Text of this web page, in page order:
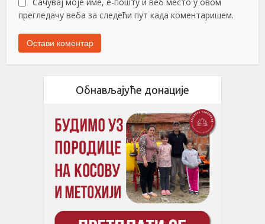
прегледачу веба за следећи пут када коментаришем.
Обнављајуће донације